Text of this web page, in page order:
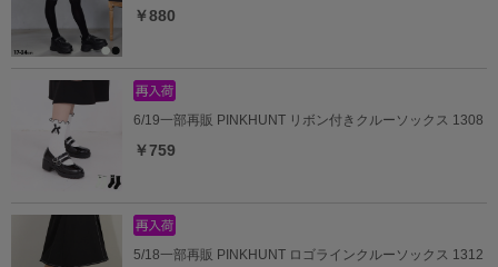
￥880
6/19一部再販 PINKHUNT リボン付きクルーソックス 1308
￥759
5/18一部再販 PINKHUNT ロゴラインクルーソックス 1312